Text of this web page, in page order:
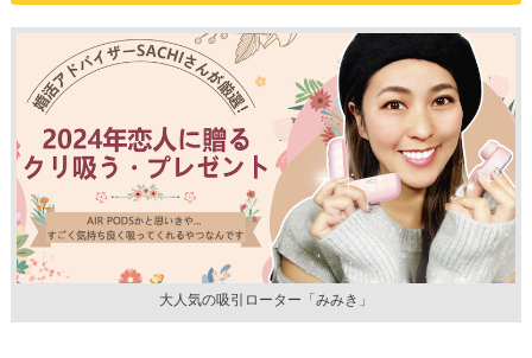
大人気の吸引ローター「みみき」